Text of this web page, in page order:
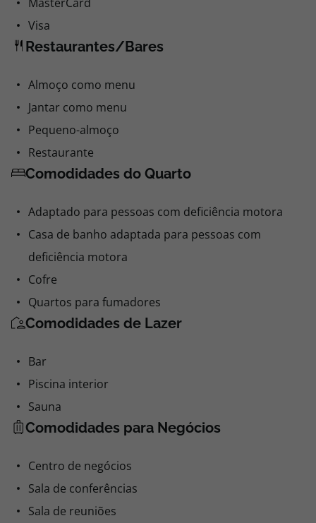
Visa
Restaurantes/Bares
Almoço como menu
Jantar como menu
Pequeno-almoço
Restaurante
Comodidades do Quarto
Adaptado para pessoas com deficiência motora
Casa de banho adaptada para pessoas com
deficiência motora
Cofre
Quartos para fumadores
Comodidades de Lazer
Bar
Piscina interior
Sauna
Comodidades para Negócios
Centro de negócios
Sala de conferências
Sala de reuniões